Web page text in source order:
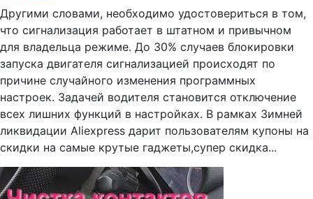
Другими словами, необходимо удостовериться в том,
что сигнализация работает в штатном и привычном
для владельца режиме. До 30% случаев блокировки
запуска двигателя сигнализацией происходят по
причине случайного изменения программных
настроек. Задачей водителя становится отключение
всех лишних функций в настройках. В рамках Зимней
ликвидации Aliexpress дарит пользователям купоны на
скидки на самые крутые гаджеты,супер скидка...